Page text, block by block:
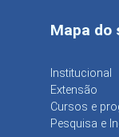
Mapa do
Institucional
Extensão
Cursos e
Pesquisa e